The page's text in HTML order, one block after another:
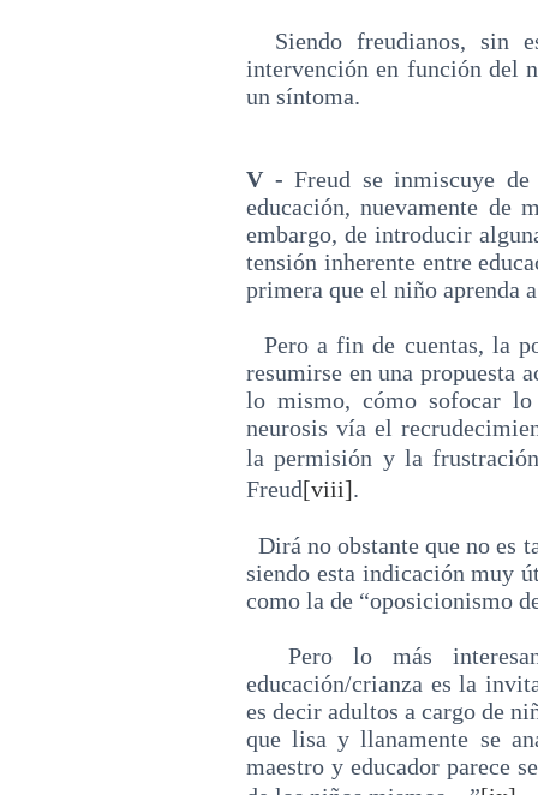
Siendo freudianos, sin
intervención en función del
un síntoma.
V -Freud se inmiscuye
educación, nuevamente de
embargo, de introducir
tensión inherente entre
primera que el niño aprenda
Pero a fin de cuentas, la
resumirse en una propuesta
lo mismo, cómo sofocar
neurosis vía el
la permisión y la
Freud[viii].
Dirá no obstante que no es
siendo esta indicación muy
como la de “oposicionismo
Pero lo más
educación/crianza es la
es decir adultos a cargo de
que lisa y llanamente se
maestro y educador parece